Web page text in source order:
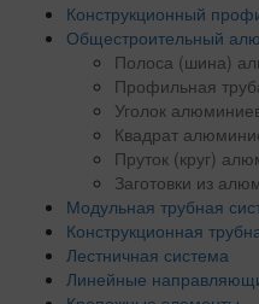
Конструкционный
Общестроительный
Полоса (шина)
Профильная
Уголок
Квадрат
Пруток (круг)
Заготовки из
Модульная трубная
Конструкционная
Лестничная система
Линейные